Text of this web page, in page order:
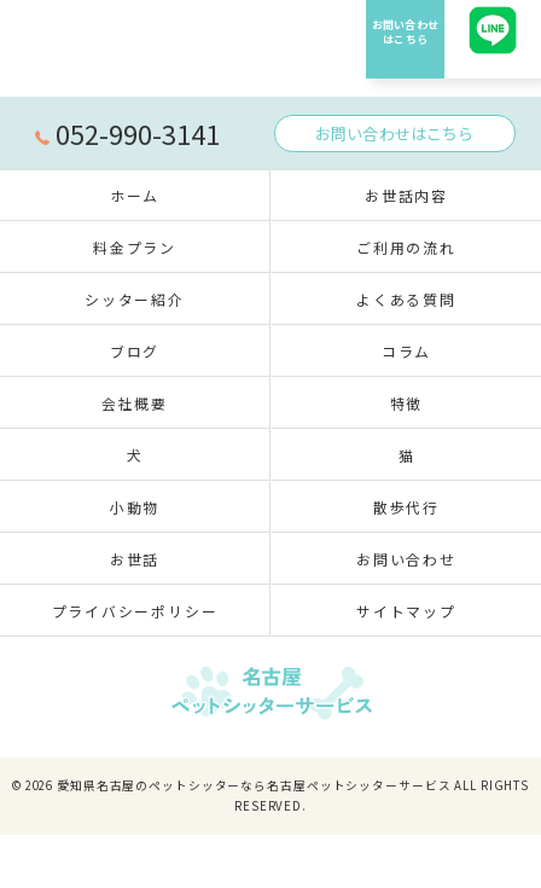
052-990-3141 お問い合わせはこちら
ホーム お世話内容
料金プラン ご利用の流れ
シッター紹介 よくある質問
ブログ コラム
会社概要 特徴
犬 猫
小動物 散歩代行
お世話 お問い合わせ
プライバシーポリシー サイトマップ
© 2026 愛知県名古屋のペットシッターなら名古屋ペットシッターサービス ALL RIGHTS
RESERVED.